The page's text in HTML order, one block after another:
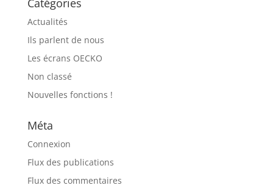
Catégories
Actualités
Ils parlent de nous
Les écrans OECKO
Non classé
Nouvelles fonctions !
Méta
Connexion
Flux des publications
Flux des commentaires